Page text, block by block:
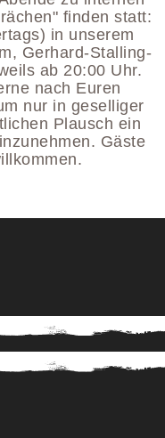
finden statt:
in unserem
Gerhard-Stalling-
ab 20:00 Uhr.
nach Euren
nur in geselliger
Plausch ein
Gäste